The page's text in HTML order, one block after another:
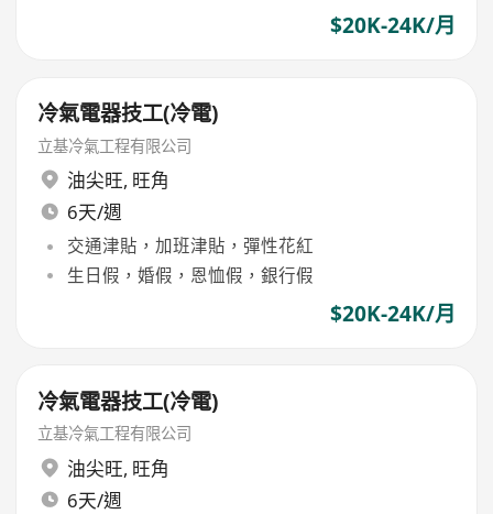
$20K-24K/月
冷氣電器技工(冷電)
立基冷氣工程有限公司
油尖旺, 旺角
6天/週
交通津貼，加班津貼，彈性花紅
生日假，婚假，恩恤假，銀行假
$20K-24K/月
冷氣電器技工(冷電)
立基冷氣工程有限公司
油尖旺, 旺角
6天/週